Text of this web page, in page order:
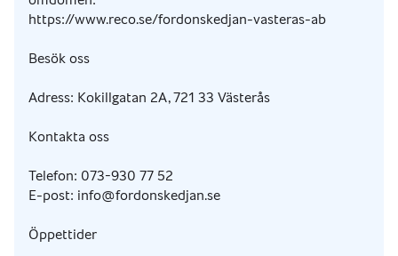
https://www.reco.se/fordonskedjan-vasteras-ab
Besök oss
Adress: Kokillgatan 2A, 721 33 Västerås
Kontakta oss
Telefon: 073-930 77 52
E-post: info@fordonskedjan.se
Öppettider